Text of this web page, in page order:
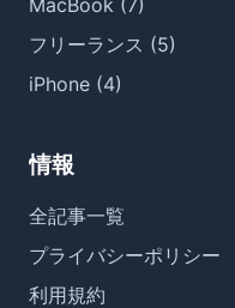
フリーランス (5)
iPhone (4)
情報
全記事一覧
プライバシーポリシー
利用規約